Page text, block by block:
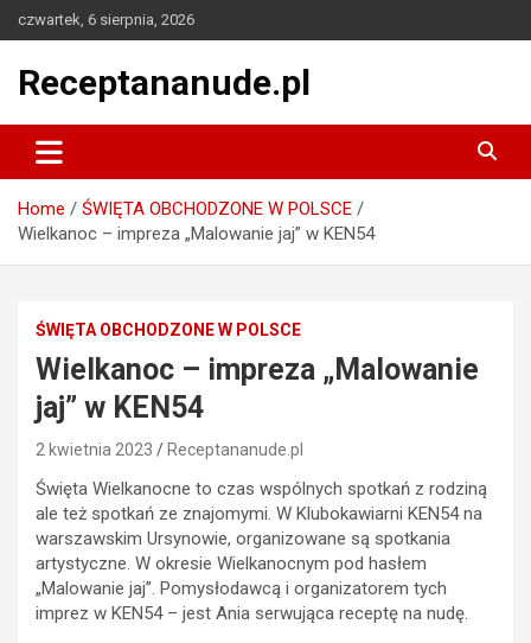
to
czwartek, 6 sierpnia, 2026
Receptananude.pl
Home
ŚWIĘTA OBCHODZONE W POLSCE
Wielkanoc – impreza „Malowanie jaj” w KEN54
ŚWIĘTA OBCHODZONE W POLSCE
Wielkanoc – impreza „Malowanie
jaj” w KEN54
2 kwietnia 2023 Receptananude.pl
Święta Wielkanocne to czas wspólnych spotkań z rodziną
ale też spotkań ze znajomymi. W Klubokawiarni KEN54 na
warszawskim Ursynowie, organizowane są spotkania
artystyczne. W okresie Wielkanocnym pod hasłem
„Malowanie jaj”. Pomysłodawcą i organizatorem tych
imprez w KEN54 – jest Ania serwująca receptę na nudę.